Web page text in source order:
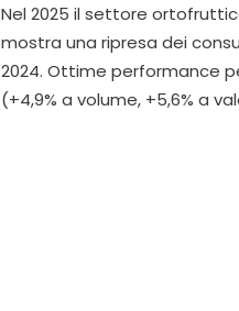
Nel 2025 il settore
mostra una ripresa dei
2024. Ottime performance
(+4,9% a volume, +5,6% a